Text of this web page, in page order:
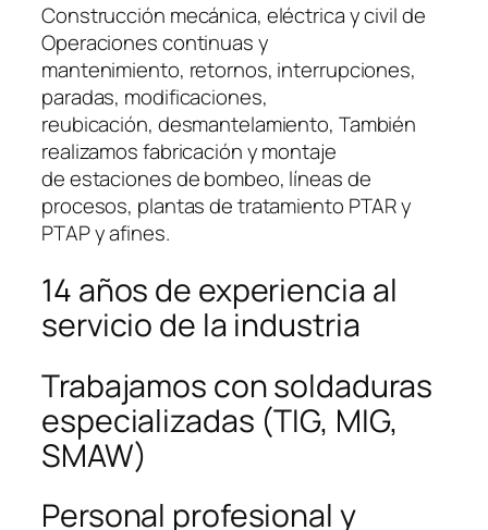
Construcción mecánica, eléctrica y civil de
Operaciones continuas y
mantenimiento, retornos, interrupciones,
paradas, modificaciones,
reubicación, desmantelamiento, También
realizamos fabricación y montaje
de estaciones de bombeo, líneas de
procesos, plantas de tratamiento PTAR y
PTAP y afines.
14 años de experiencia al
servicio de la industria
Trabajamos con soldaduras
especializadas (TIG, MIG,
SMAW)
Personal profesional y